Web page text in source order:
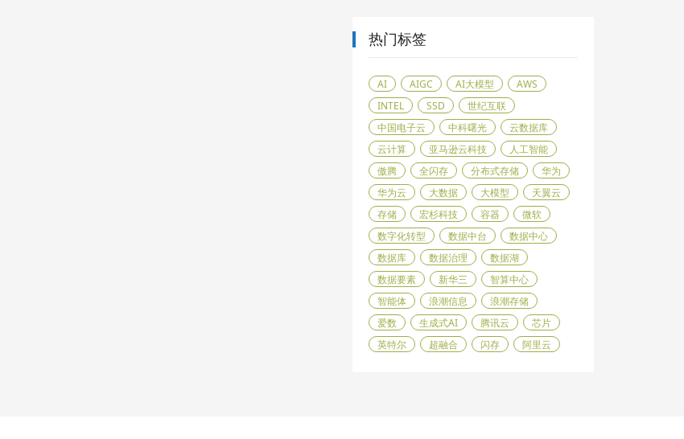
热门标签
AI AIGC AI大模型
AWS
INTEL
SSD
世纪互联
中国电子云
中科曙光
云数据库
云计算
亚马逊云科技
人工智能
傲腾
全闪存 分布式存储
华为
华为云
大数据 大模型
天翼云
存储
宏杉科技 容器
微软
数字化转型
数据中台
数据中心
数据库
数据治理
数据湖
数据要素
新华三
智算中心
智能体
浪潮信息
浪潮存储
爱数
生成式AI 腾讯云
芯片
英特尔
超融合 闪存 阿里云